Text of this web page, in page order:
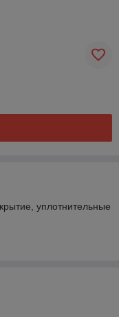
уплотнительные